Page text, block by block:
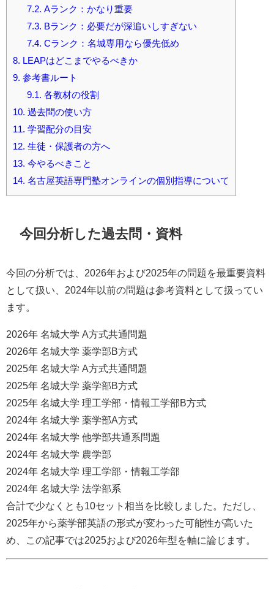
7.2. Aランク：かなり重要
7.3. Bランク：必要だが深追いしすぎない
7.4. Cランク：名城専用なら優先低め
8. LEAPはどこまでやるべきか
9. 参考書ルート
9.1. 各教材の役割
10. 過去問の使い方
11. 学習配分の目安
12. 生徒・保護者の方へ
13. 今やるべきこと
14. 名古屋英語専門塾オンラインの個別指導について
今回分析した過去問・資料
今回の分析では、2026年および2025年の問題を最重要資料
として扱い、2024年以前の問題は参考資料として扱ってい
ます。
2026年 名城大学 A方式共通問題
2026年 名城大学 薬学部B方式
2025年 名城大学 A方式共通問題
2025年 名城大学 薬学部B方式
2025年 名城大学 理工学部・情報工学部B方式
2024年 名城大学 薬学部A方式
2024年 名城大学 他学部共通系問題
2024年 名城大学 農学部
2024年 名城大学 理工学部・情報工学部
2024年 名城大学 法学部系
合計で少なくとも10セット相当を比較しました。ただし、
2025年から薬学部英語の形式が変わった可能性が高いた
め、この記事では2025および2026年型を軸に論じます。